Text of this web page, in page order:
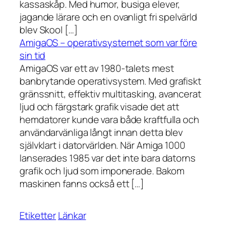
kassaskåp. Med humor, busiga elever,
jagande lärare och en ovanligt fri spelvärld
blev Skool […]
AmigaOS – operativsystemet som var före
sin tid
AmigaOS var ett av 1980-talets mest
banbrytande operativsystem. Med grafiskt
gränssnitt, effektiv multitasking, avancerat
ljud och färgstark grafik visade det att
hemdatorer kunde vara både kraftfulla och
användarvänliga långt innan detta blev
självklart i datorvärlden. När Amiga 1000
lanserades 1985 var det inte bara datorns
grafik och ljud som imponerade. Bakom
maskinen fanns också ett […]
EtiketterLänkar